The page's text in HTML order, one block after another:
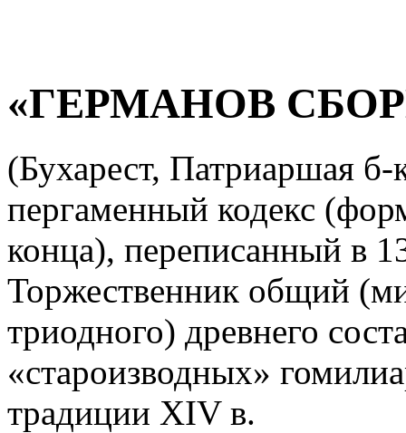
«ГЕРМАНОВ
(Бухарест, Патриаршая б-
пергаменный кодекс
конца), переписанный в
Торжественник общий
триодного) древнего
«староизводных»
традиции XIV в.